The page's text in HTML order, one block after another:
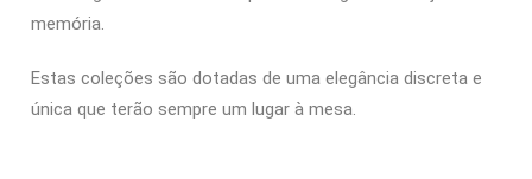
memória.
Estas coleções são dotadas de uma elegância discreta e
única que terão sempre um lugar à mesa.